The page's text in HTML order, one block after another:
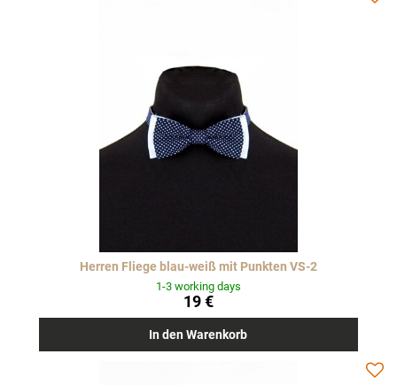
Herren Fliege blau-weiß mit Punkten VS-2
1-3 working days
19 €
In den Warenkorb